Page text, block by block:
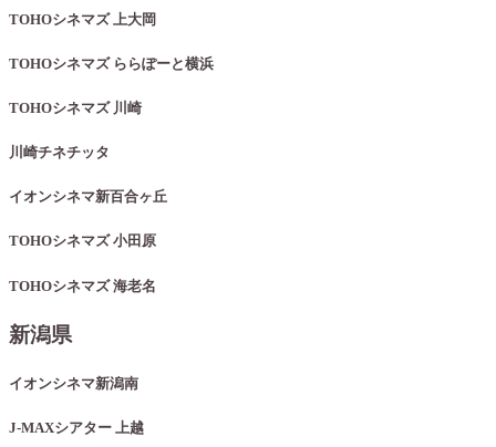
TOHOシネマズ 上大岡
TOHOシネマズ ららぽーと横浜
TOHOシネマズ 川崎
川崎チネチッタ
イオンシネマ新百合ヶ丘
TOHOシネマズ 小田原
TOHOシネマズ 海老名
新潟県
イオンシネマ新潟南
J-MAXシアター 上越